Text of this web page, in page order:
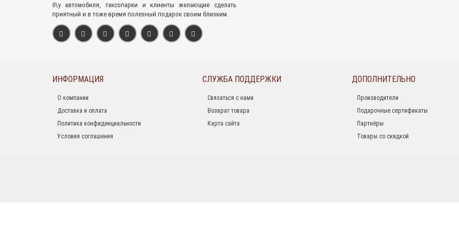
б\у автомобиля, таксопарки и клиенты желающие сделать
приятный и в тоже время полезный подарок своим близким.
ИНФОРМАЦИЯ
О компании
Доставка и оплата
Политика конфиденциальности
Условия соглашения
СЛУЖБА ПОДДЕРЖКИ
Связаться с нами
Возврат товара
Карта сайта
ДОПОЛНИТЕЛЬНО
Производители
Подарочные сертификаты
Партнёры
Товары со скидкой